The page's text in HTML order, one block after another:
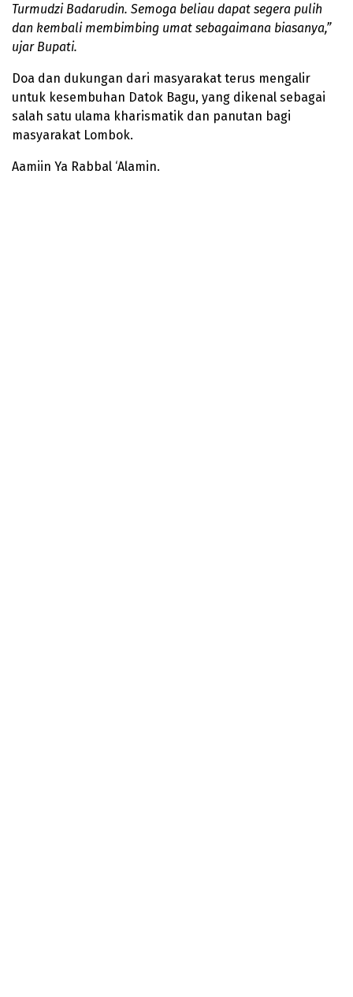
Turmudzi Badarudin. Semoga beliau dapat segera pulih
dan kembali membimbing umat sebagaimana biasanya,”
ujar Bupati.
Doa dan dukungan dari masyarakat terus mengalir
untuk kesembuhan Datok Bagu, yang dikenal sebagai
salah satu ulama kharismatik dan panutan bagi
masyarakat Lombok.
Aamiin Ya Rabbal ‘Alamin.